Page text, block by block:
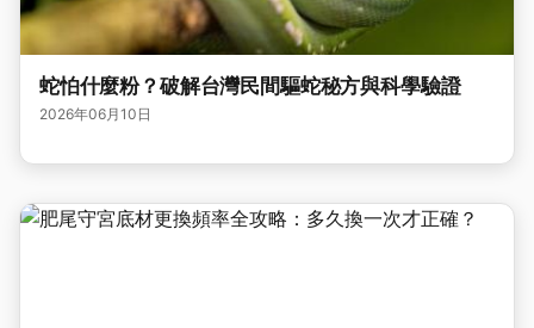
蛇怕什麼粉？破解台灣民間驅蛇秘方與科學驗證
2026年06月10日